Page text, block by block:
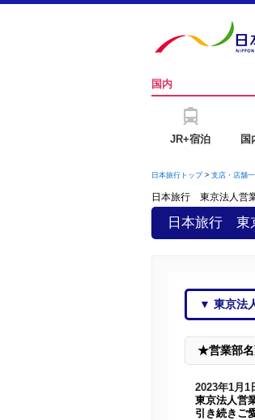
国内
JR+宿泊 国
日本旅行トップ> 支店・店舗
日本旅行 東京法人営
日本旅行 東
▼ 東京法
★営業部
2023年1月1
東京法人営
引き続きご